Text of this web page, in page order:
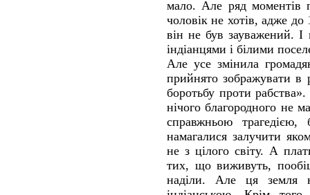
мало. Але ряд моментів
чоловік не хотів, адже
він не був зауважений.
індіанцями і білими
Але усе змінила
прийнято зображувати в
боротьбу проти
нічого благородного не
справжньою
намагалися залучити
не з цілого світу. А
тих, що виживуть,
наділи. Але ця земля